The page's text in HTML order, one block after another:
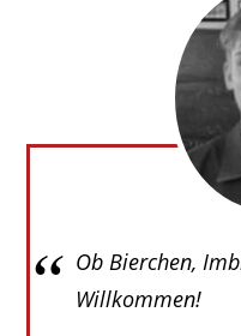
Ob Bierchen,
Willkommen!